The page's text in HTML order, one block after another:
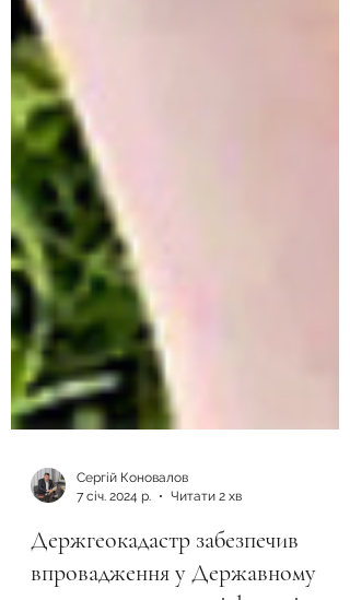
Сергій Коновалов
7 січ. 2024 р.
Читати 2 хв